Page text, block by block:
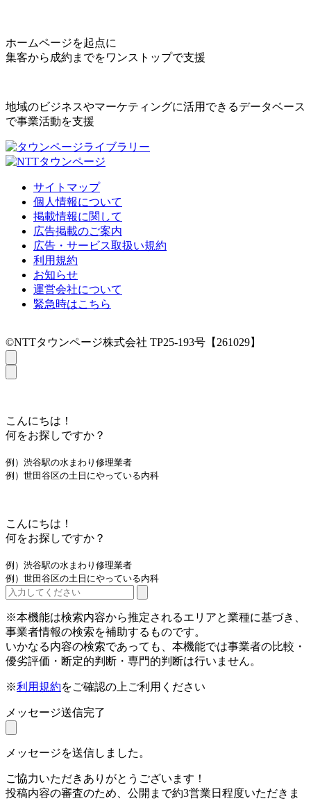
ホームページを起点に
集客から成約までをワンストップで支援
地域のビジネスやマーケティングに活用できるデータベース
で事業活動を支援
サイトマップ
個人情報について
掲載情報に関して
広告掲載のご案内
広告・サービス取扱い規約
利用規約
お知らせ
運営会社について
緊急時はこちら
©NTTタウンページ株式会社 TP25-193号【261029】
こんにちは！
何をお探しですか？
例）渋谷駅の水まわり修理業者
例）世田谷区の土日にやっている内科
こんにちは！
何をお探しですか？
例）渋谷駅の水まわり修理業者
例）世田谷区の土日にやっている内科
※本機能は検索内容から推定されるエリアと業種に基づき、
事業者情報の検索を補助するものです。
いかなる内容の検索であっても、本機能では事業者の比較・
優劣評価・断定的判断・専門的判断は行いません。
※利用規約をご確認の上ご利用ください
メッセージ送信完了
メッセージを送信しました。
ご協力いただきありがとうございます！
投稿内容の審査のため、公開まで約3営業日程度いただきま